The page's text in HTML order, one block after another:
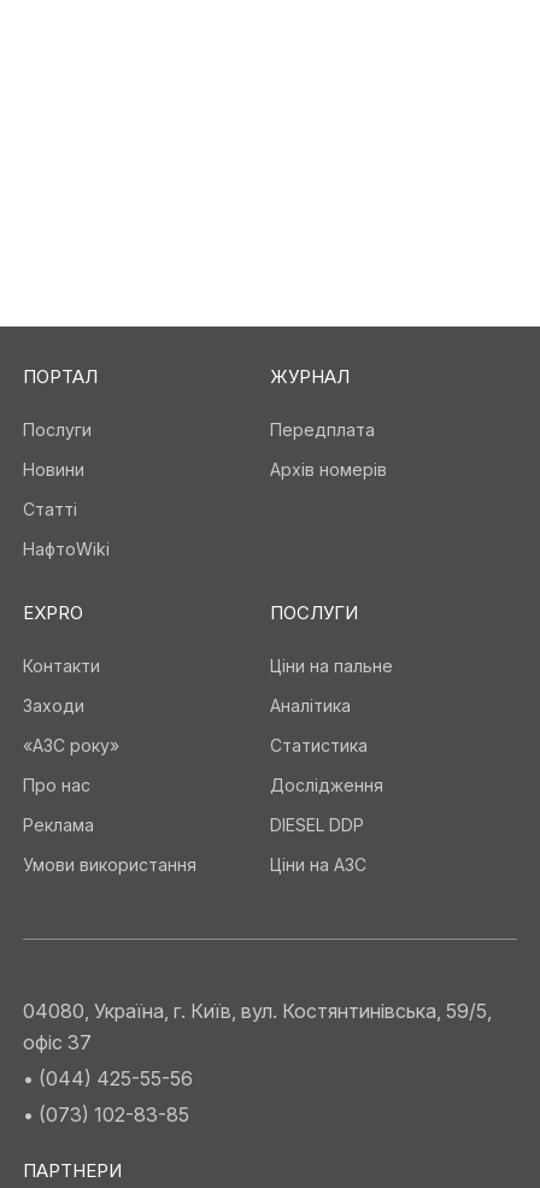
ПОРТАЛ
Послуги
Новини
Статті
НафтоWiki
ЖУРНАЛ
Передплата
Архів номерів
EXPRO
Контакти
Заходи
«АЗС року»
Про нас
Реклама
Умови використання
ПОСЛУГИ
Ціни на пальне
Аналітика
Статистика
Дослідження
DIESEL DDP
Ціни на АЗС
04080, Україна, г. Київ, вул. Костянтинівська, 59/5,
офіс 37
• (044) 425-55-56
• (073) 102-83-85
ПАРТНЕРИ